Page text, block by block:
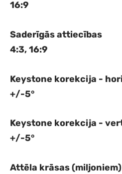
16:9
Saderīgās attiecības
4:3, 16:9
Keystone korekcija -
+/-5°
Keystone korekcija -
+/-5°
Attēla krāsas (miljoniem)